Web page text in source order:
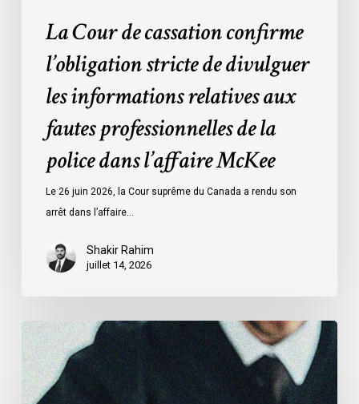
police
dans
McKee
La Cour de cassation confirme
l’obligation stricte de divulguer
les informations relatives aux
fautes professionnelles de la
police dans l’affaire McKee
Le 26 juin 2026, la Cour suprême du Canada a rendu son
arrêt dans l’affaire…
Shakir Rahim
juillet 14, 2026
L’ACLC
témoigne
devant
le